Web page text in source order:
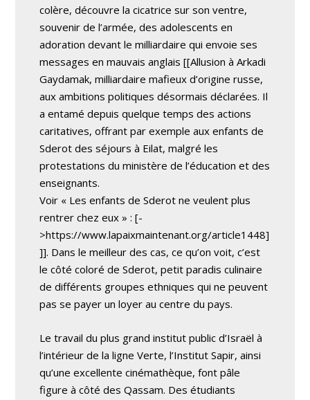
colère, découvre la cicatrice sur son ventre,
souvenir de l’armée, des adolescents en
adoration devant le milliardaire qui envoie ses
messages en mauvais anglais [[Allusion à Arkadi
Gaydamak, milliardaire mafieux d’origine russe,
aux ambitions politiques désormais déclarées. Il
a entamé depuis quelque temps des actions
caritatives, offrant par exemple aux enfants de
Sderot des séjours à Eilat, malgré les
protestations du ministère de l’éducation et des
enseignants.
Voir « Les enfants de Sderot ne veulent plus
rentrer chez eux » : [-
>https://www.lapaixmaintenant.org/article1448]
]]. Dans le meilleur des cas, ce qu’on voit, c’est
le côté coloré de Sderot, petit paradis culinaire
de différents groupes ethniques qui ne peuvent
pas se payer un loyer au centre du pays.
Le travail du plus grand institut public d’Israël à
l’intérieur de la ligne Verte, l’Institut Sapir, ainsi
qu’une excellente cinémathèque, font pâle
figure à côté des Qassam. Des étudiants